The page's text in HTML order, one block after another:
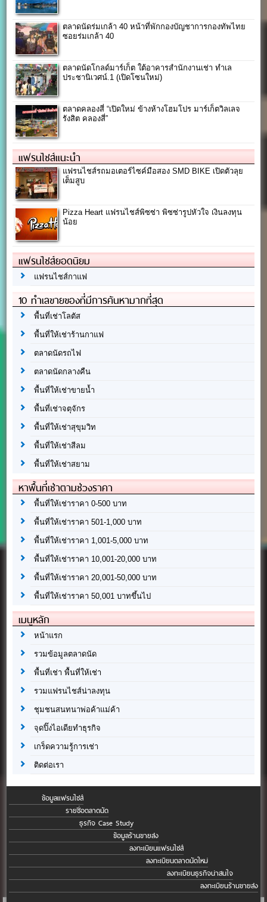
ตลาดนัดร่มเกล้า 40 หน้าที่พักกองบัญชาการกองทัพไทย
ซอยร่มเกล้า 40
ตลาดนัดโกลด์มาร์เก็ต ใต้อาคารสำนักงานเช่า ทำเล
ประชานิเวศน์.1 (เปิดโซนใหม่)
ตลาดคลองสี่ “เปิดใหม่ ข้างห้างโฮมโปร มาร์เก็ตวิลเลจ
รังสิต คลองสี่”
แฟรนไชส์แนะนำ
แฟรนไชส์รถมอเตอร์ไซค์มือสอง SMD BIKE เปิดตัวลุย
เต็มสูบ
Pizza Heart แฟรนไชส์พิซซ่า พิซซ่ารูปหัวใจ เงินลงทุน
น้อย
แฟรนไชส์ยอดนิยม
แฟรนไชส์กาแฟ
10 ทำเลขายของที่มีการค้นหามากที่สุด
พื้นที่เช่าโลตัส
พื้นที่ให้เช่าร้านกาแฟ
ตลาดนัดรถไฟ
ตลาดนัดกลางคืน
พื้นที่ให้เช่าขายน้ำ
พื้นที่เช่าจตุจักร
พื้นที่ให้เช่าสุขุมวิท
พื้นที่ให้เช่าสีลม
พื้นที่ให้เช่าสยาม
หาพื้นที่เช่าตามช่วงราคา
พื้นที่ให้เช่าราคา 0-500 บาท
พื้นที่ให้เช่าราคา 501-1,000 บาท
พื้นที่ให้เช่าราคา 1,001-5,000 บาท
พื้นที่ให้เช่าราคา 10,001-20,000 บาท
พื้นที่ให้เช่าราคา 20,001-50,000 บาท
พื้นที่ให้เช่าราคา 50,001 บาทขึ้นไป
เมนูหลัก
หน้าแรก
รวมข้อมูลตลาดนัด
พื้นที่เช่า พื้นที่ให้เช่า
รวมแฟรนไชส์น่าลงทุน
ชุมชนสนทนาพ่อค้าแม่ค้า
จุดปิ๊งไอเดียทำธุรกิจ
เกร็ดความรู้การเช่า
ติดต่อเรา
ข้อมูลแฟรนไชส์
รายชื่อตลาดนัด
ธุรกิจ Case Study
ข้อมูลร้านขายส่ง
ลงทะเบียนแฟรนไชส์
ลงทะเบียนตลาดนัดใหม่
ลงทะเบียนธุรกิจน่าสนใจ
ลงทะเบียนร้านขายส่ง